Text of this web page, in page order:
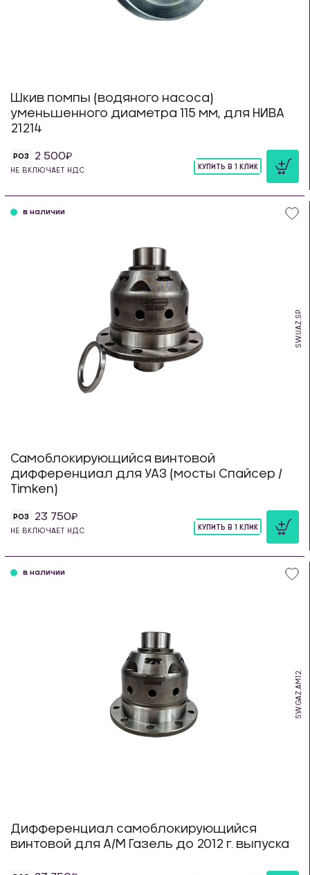
Шкив помпы (водяного насоса)
уменьшенного диаметра 115 мм, для НИВА
21214
РОЗ 2 500
НЕ ВКЛЮЧАЕТ НДС
КУПИТЬ В 1 КЛИК
SW.UAZ.SP.
в наличии
Самоблокирующийся винтовой
дифференциал для УАЗ (мосты Спайсер /
Timken)
РОЗ 23 750
НЕ ВКЛЮЧАЕТ НДС
КУПИТЬ В 1 КЛИК
SW.GAZ.AM12.
в наличии
Дифференциал самоблокирующийся
винтовой для А/М Газель до 2012 г. выпуска